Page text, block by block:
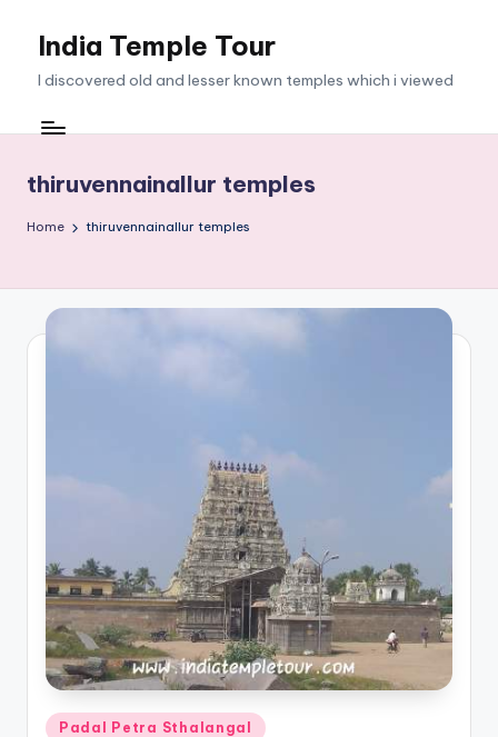
India Temple Tour
I discovered old and lesser known temples which i viewed
thiruvennainallur temples
Home thiruvennainallur temples
Posted
Padal Petra Sthalangal